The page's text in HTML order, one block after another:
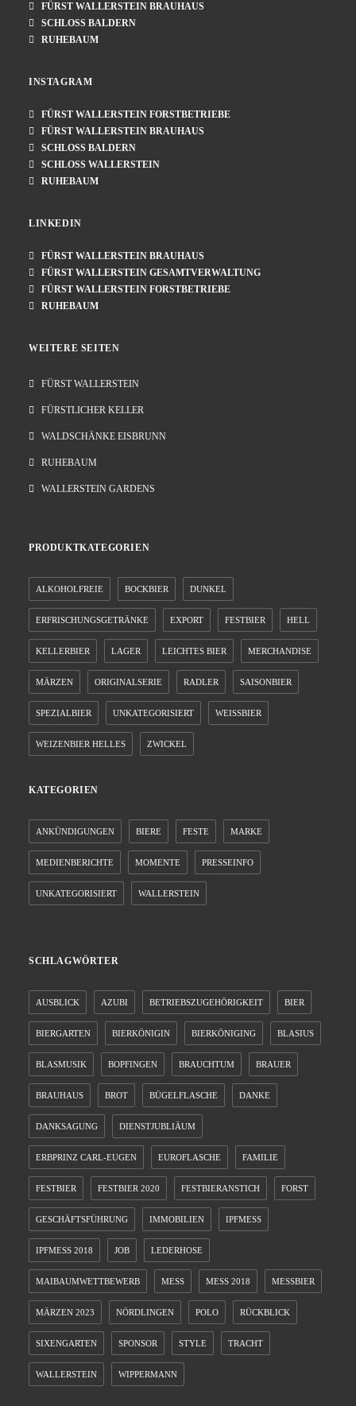
FÜRST WALLERSTEIN BRAUHAUS
SCHLOSS BALDERN
RUHEBAUM
INSTAGRAM
FÜRST WALLERSTEIN FORSTBETRIEBE
FÜRST WALLERSTEIN BRAUHAUS
SCHLOSS BALDERN
SCHLOSS WALLERSTEIN
RUHEBAUM
LINKEDIN
FÜRST WALLERSTEIN BRAUHAUS
FÜRST WALLERSTEIN GESAMTVERWALTUNG
FÜRST WALLERSTEIN FORSTBETRIEBE
RUHEBAUM
WEITERE SEITEN
FÜRST WALLERSTEIN
FÜRSTLICHER KELLER
WALDSCHÄNKE EISBRUNN
RUHEBAUM
WALLERSTEIN GARDENS
PRODUKTKATEGORIEN
ALKOHOLFREIE BOCKBIER DUNKEL
ERFRISCHUNGSGETRÄNKE EXPORT FESTBIER HELL
KELLERBIER LAGER LEICHTES BIER MERCHANDISE
MÄRZEN ORIGINALSERIE RADLER SAISONBIER
SPEZIALBIER UNKATEGORISIERT WEISSBIER
WEIZENBIER HELLES ZWICKEL
KATEGORIEN
ANKÜNDIGUNGEN BIERE FESTE MARKE
MEDIENBERICHTE MOMENTE PRESSEINFO
UNKATEGORISIERT WALLERSTEIN
SCHLAGWÖRTER
AUSBLICK AZUBI BETRIEBSZUGEHÖRIGKEIT BIER
BIERGARTEN BIERKÖNIGIN BIERKÖNIGING BLASIUS
BLASMUSIK BOPFINGEN BRAUCHTUM BRAUER
BRAUHAUS BROT BÜGELFLASCHE DANKE
DANKSAGUNG DIENSTJUBLIÄUM
ERBPRINZ CARL-EUGEN EUROFLASCHE FAMILIE
FESTBIER FESTBIER 2020 FESTBIERANSTICH FORST
GESCHÄFTSFÜHRUNG IMMOBILIEN IPFMESS
IPFMESS 2018 JOB LEDERHOSE
MAIBAUMWETTBEWERB MESS MESS 2018 MESSBIER
MÄRZEN 2023 NÖRDLINGEN POLO RÜCKBLICK
SIXENGARTEN SPONSOR STYLE TRACHT
WALLERSTEIN WIPPERMANN